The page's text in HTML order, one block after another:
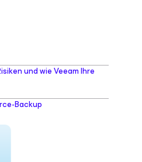
und wie Veeam Ihre
Backup